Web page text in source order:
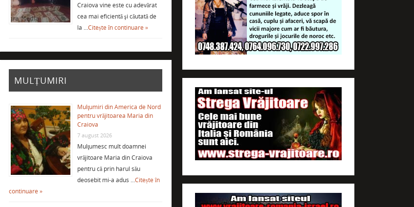
Craiova vine este cu adevărat
cea mai eficientă şi căutată de
la …Citește în continuare »
MULȚUMIRI
Mulţumiri din America de Nord
pentru vrăjitoarea Maria din
Craiova
7 august 2026
Mulţumesc mult doamnei
vrăjitoare Maria din Craiova
pentru că prin harul său
deosebit mi-a adus …Citește în
continuare »